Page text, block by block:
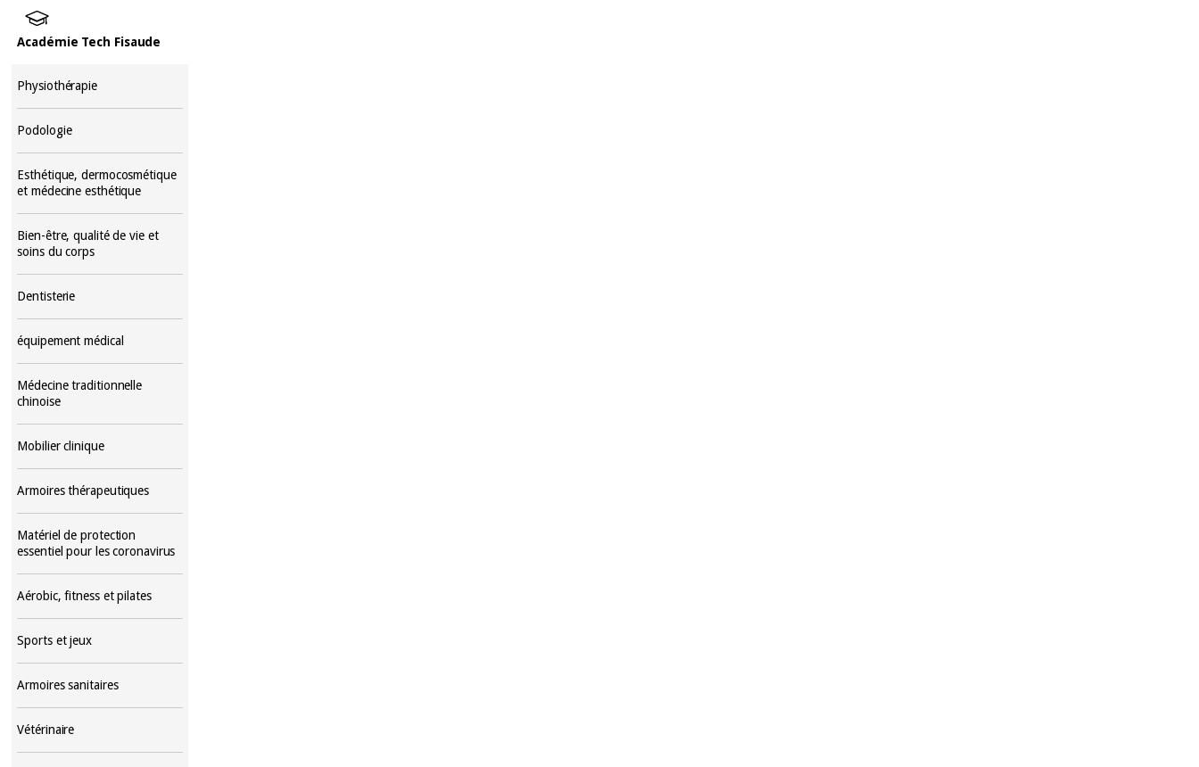
Académie Tech Fisaude
Physiothérapie
Podologie
Esthétique, dermocosmétique
et médecine esthétique
Bien-être, qualité de vie et
soins du corps
Dentisterie
équipement médical
Médecine traditionnelle
chinoise
Mobilier clinique
Armoires thérapeutiques
Matériel de protection
essentiel pour les coronavirus
Aérobic, fitness et pilates
Sports et jeux
Armoires sanitaires
Vétérinaire